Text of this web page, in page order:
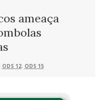
ameaça
ODS 12, ODS 15